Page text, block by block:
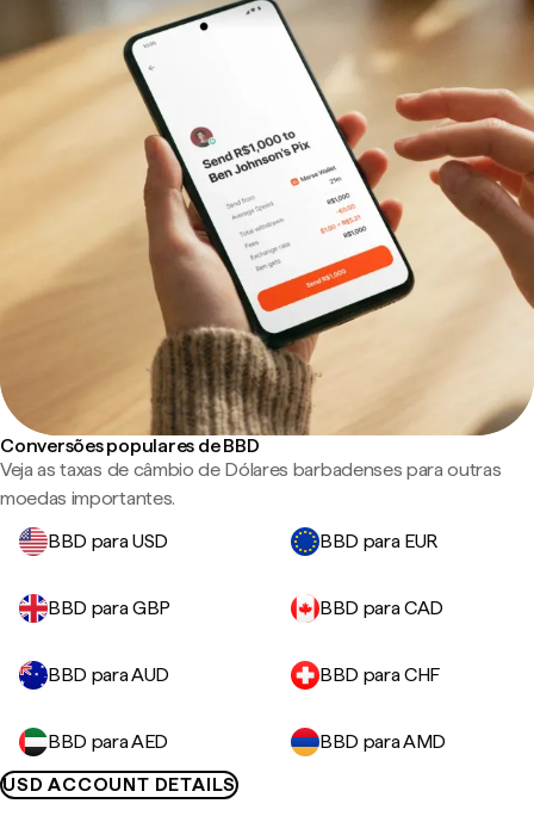
Conversões populares de BBD
Veja as taxas de câmbio de Dólares barbadenses para outras
moedas importantes.
BBD para USD
BBD para EUR
BBD para GBP BBD para CAD
BBD para AUD BBD para CHF
BBD para AED
BBD para AMD
USD ACCOUNT DETAILS